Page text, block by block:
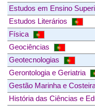
Estudos em Ensino
Estudos Literários
Física
Geociências
Geotecnologias
Gerontologia e Geriatria
Gestão Marinha e
História das Ciências e